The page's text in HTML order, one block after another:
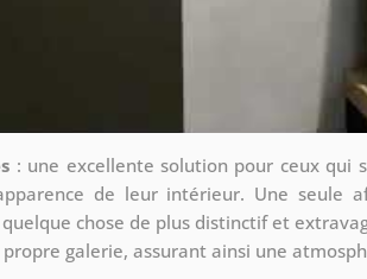
: une excellente solution pour ceux
de leur intérieur. Une seule
chose de plus distinctif et
galerie, assurant ainsi une